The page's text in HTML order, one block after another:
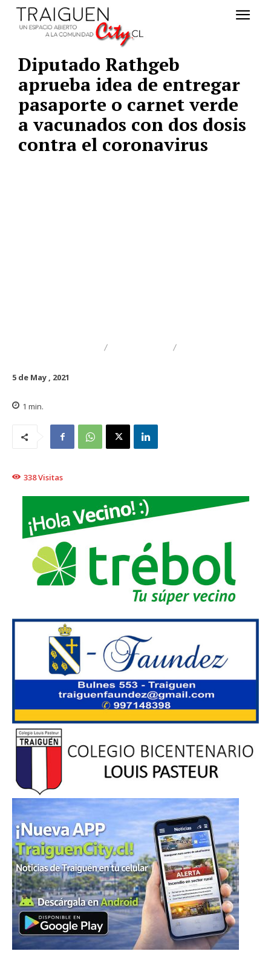
Diputado Rathgeb
aprueba idea de entregar
pasaporte o carnet verde
a vacunados con dos dosis
contra el coronavirus
5 de May , 2021
1 min.
338Visitas